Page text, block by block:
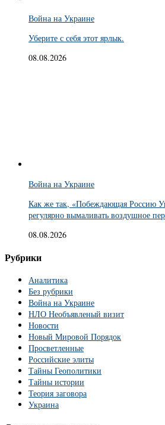
Война на Украине
Уберите с себя этот ярлык.
08.08.2026
Война на Украине
Как же так, «Побеждающая Россию
регулярно вымаливать воздушное
08.08.2026
Рубрики
Аналитика
Без рубрики
Война на Украине
НЛО Необъявленый визит
Новости
Новый Мировой Порядок
Просветленные
Российские элиты
Тайны Геополитики
Тайны истории
Теория заговора
Украина